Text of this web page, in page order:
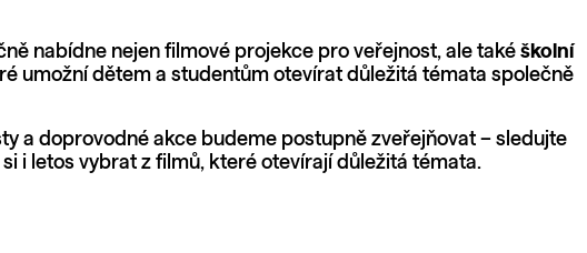
nabídne nejen filmové projekce pro veřejnost, ale také školní
umožní dětem a studentům otevírat důležitá témata společně
a doprovodné akce budeme postupně zveřejňovat – sledujte
i letos vybrat z filmů, které otevírají důležitá témata.